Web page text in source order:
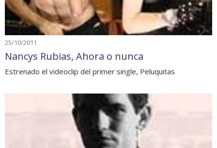
25/10/2011
Nancys Rubias, Ahora o nunca
Estrenado el videoclip del primer single, Peluquitas